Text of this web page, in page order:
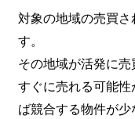
対象の地域の売買
す。
その地域が活発に
すぐに売れる可能
ば競合する物件が